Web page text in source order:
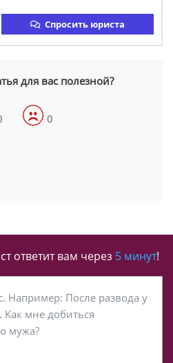
Спросить юриста
для вас полезной?
0
ответит вам через 5 минут!